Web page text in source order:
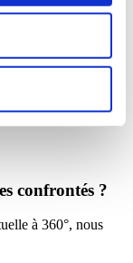
confrontés ?
à 360°, nous